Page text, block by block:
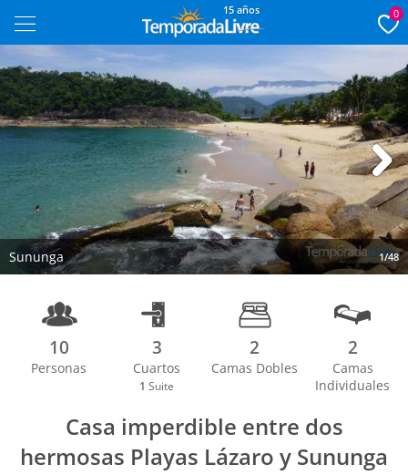
15 años 0
Sununga 1/48
Next
10
Personas
3
Cuartos
1 Suite
2
Camas Dobles
2
Camas
Individuales
Casa imperdible entre dos
hermosas Playas Lázaro y Sununga